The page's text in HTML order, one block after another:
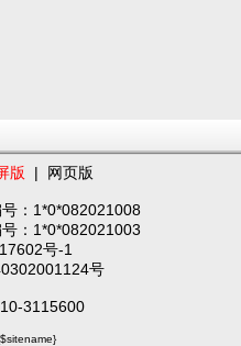
版 | 网页版
：1*0*082021008
：1*0*082021003
号-1
号
3115600